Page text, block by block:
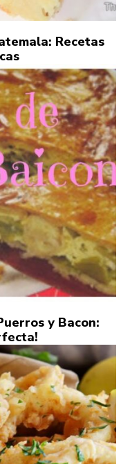
Recetas
y Bacon: